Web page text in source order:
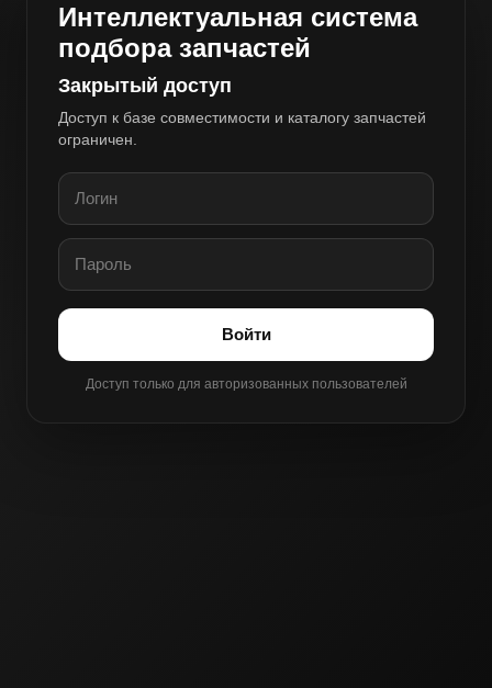
Интеллектуальная система
подбора запчастей
Закрытый доступ
Доступ к базе совместимости и каталогу запчастей
ограничен.
Войти
Доступ только для авторизованных пользователей